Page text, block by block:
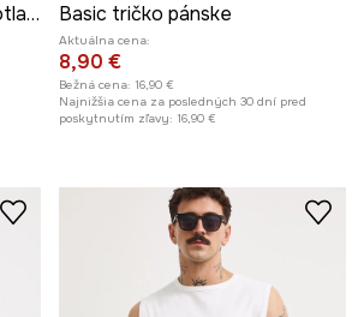
Bavlnené tričko pánske s potlačou Basic tričko pánske
Aktuálna cena:
8,90 €
Bežná cena: 16,90 €
Najnižšia cena za posledných 30 dní pred
poskytnutím zľavy: 16,90 €